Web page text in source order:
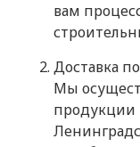
вам
Доставка
Мы
продукции